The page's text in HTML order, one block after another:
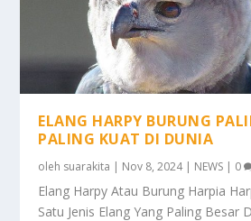
ELANG HARPY BURUNG
PALING KUAT DI DUNIA
oleh suarakita | Nov 8, 2024| NEWS | 0
Elang Harpy Atau Burung Harpia
Satu Jenis Elang Yang Paling Besar